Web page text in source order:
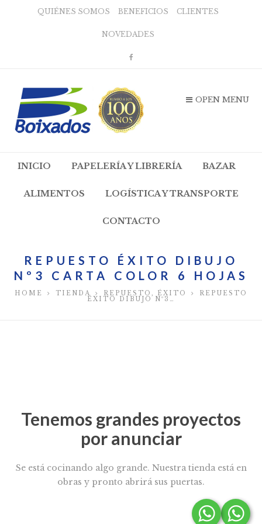
QUIÉNES SOMOS BENEFICIOS CLIENTES
NOVEDADES
OPEN MENU
INICIO PAPELERÍA Y LIBRERÍA BAZAR
ALIMENTOS LOGÍSTICA Y TRANSPORTE
CONTACTO
REPUESTO ÉXITO DIBUJO
Nº3 CARTA COLOR 6 HOJAS
HOME TIENDA REPUESTO , ÉXITO REPUESTO
ÉXITO DIBUJO Nº3…
Tenemos grandes proyectos
por anunciar
Se está cocinando algo grande. Nuestra tienda está en
obras y pronto abrirá sus puertas.